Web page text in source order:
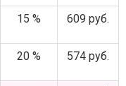
15 % 609 руб.
20 % 574 руб.